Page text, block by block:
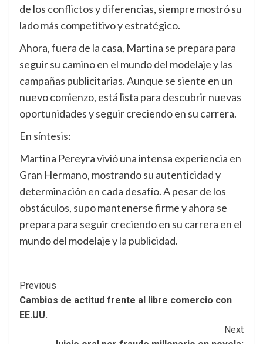
de los conflictos y diferencias, siempre mostró su
lado más competitivo y estratégico.
Ahora, fuera de la casa, Martina se prepara para
seguir su camino en el mundo del modelaje y las
campañas publicitarias. Aunque se siente en un
nuevo comienzo, está lista para descubrir nuevas
oportunidades y seguir creciendo en su carrera.
En síntesis:
Martina Pereyra vivió una intensa experiencia en
Gran Hermano, mostrando su autenticidad y
determinación en cada desafío. A pesar de los
obstáculos, supo mantenerse firme y ahora se
prepara para seguir creciendo en su carrera en el
mundo del modelaje y la publicidad.
Post
Navigation
Previous
Cambios de actitud frente al libre comercio con
EE.UU.
Next